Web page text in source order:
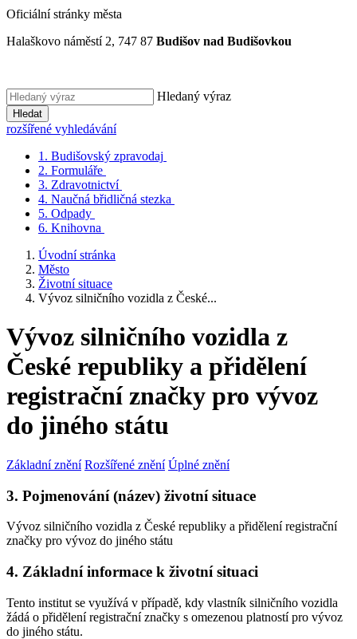
Oficiální stránky města
Halaškovo náměstí 2, 747 87 Budišov nad Budišovkou
Hledaný výraz
Hledat
rozšířené vyhledávání
1. Budišovský zpravodaj
2. Formuláře
3. Zdravotnictví
4. Naučná břidličná stezka
5. Odpady
6. Knihovna
Úvodní stránka
Město
Životní situace
Vývoz silničního vozidla z České...
Vývoz silničního vozidla z
České republiky a přidělení
registrační značky pro vývoz
do jiného státu
Základní znění Rozšířené znění Úplné znění
3. Pojmenování (název) životní situace
Vývoz silničního vozidla z České republiky a přidělení registrační
značky pro vývoz do jiného státu
4. Základní informace k životní situaci
Tento institut se využívá v případě, kdy vlastník silničního vozidla
žádá o přidělení registrační značky s omezenou platností pro vývoz
do jiného státu.